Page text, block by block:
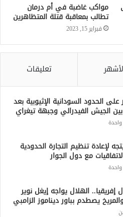
مواكب غاضبة في أم درمان
تطالب بمعاقبة قتلة المتظاهرين
فبراير 15, 2023
تعليقات
الحدود السودانية الإثيوبية بعد
الجيش الفيدرالي وجبهة تيغراي
لإعادة تنظيم التجارة الحدودية
مع دول الجوار
إفريقيا.. الهلال يواجه إيغل نوير
يصطدم بباور ديناموز الزامبي